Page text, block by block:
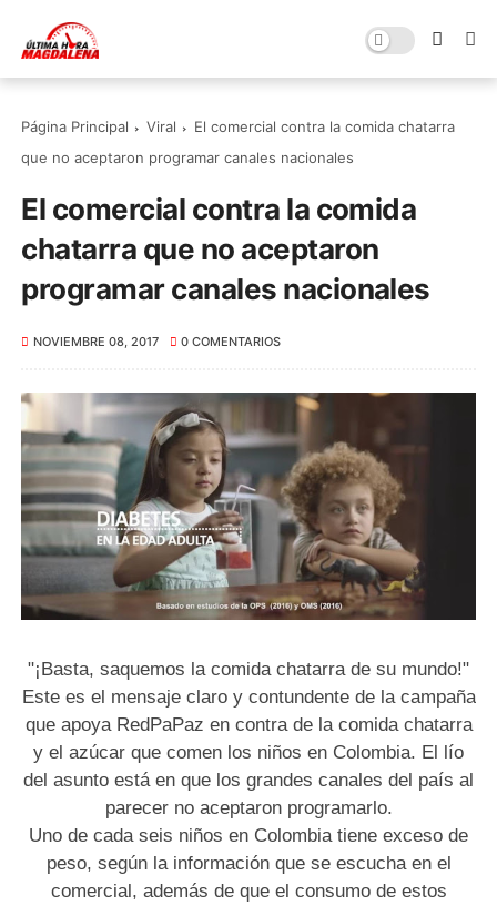
Página Principal Viral
El comercial contra la comida chatarra
que no aceptaron programar canales nacionales
El comercial contra la comida
chatarra que no aceptaron
programar canales nacionales
NOVIEMBRE 08, 2017 0 COMENTARIOS
"¡Basta, saquemos la comida chatarra de su mundo!"
Este es el mensaje claro y contundente de la campaña
que apoya RedPaPaz en contra de la comida chatarra
y el azúcar que comen los niños en Colombia. El lío
del asunto está en que los grandes canales del país al
parecer no aceptaron programarlo.
Uno de cada seis niños en Colombia tiene exceso de
peso, según la información que se escucha en el
comercial, además de que el consumo de estos